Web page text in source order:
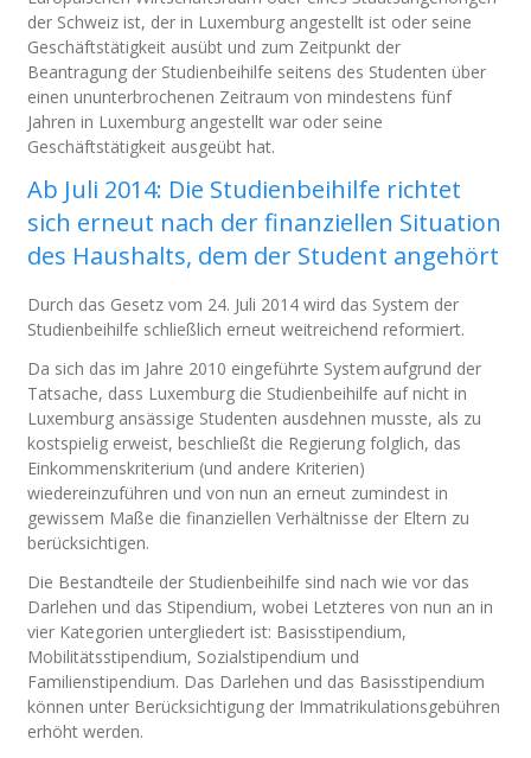
der Schweiz ist, der in Luxemburg angestellt ist oder seine
Geschäftstätigkeit ausübt und zum Zeitpunkt der
Beantragung der Studienbeihilfe seitens des Studenten über
einen ununterbrochenen Zeitraum von mindestens fünf
Jahren in Luxemburg angestellt war oder seine
Geschäftstätigkeit ausgeübt hat.
Ab Juli 2014: Die Studienbeihilfe richtet
sich erneut nach der finanziellen Situation
des Haushalts, dem der Student angehört
Durch das Gesetz vom 24. Juli 2014 wird das System der
Studienbeihilfe schließlich erneut weitreichend reformiert.
Da sich das im Jahre 2010 eingeführte System aufgrund der
Tatsache, dass Luxemburg die Studienbeihilfe auf nicht in
Luxemburg ansässige Studenten ausdehnen musste, als zu
kostspielig erweist, beschließt die Regierung folglich, das
Einkommenskriterium (und andere Kriterien)
wiedereinzuführen und von nun an erneut zumindest in
gewissem Maße die finanziellen Verhältnisse der Eltern zu
berücksichtigen.
Die Bestandteile der Studienbeihilfe sind nach wie vor das
Darlehen und das Stipendium, wobei Letzteres von nun an in
vier Kategorien untergliedert ist: Basisstipendium,
Mobilitätsstipendium, Sozialstipendium und
Familienstipendium. Das Darlehen und das Basisstipendium
können unter Berücksichtigung der Immatrikulationsgebühren
erhöht werden.